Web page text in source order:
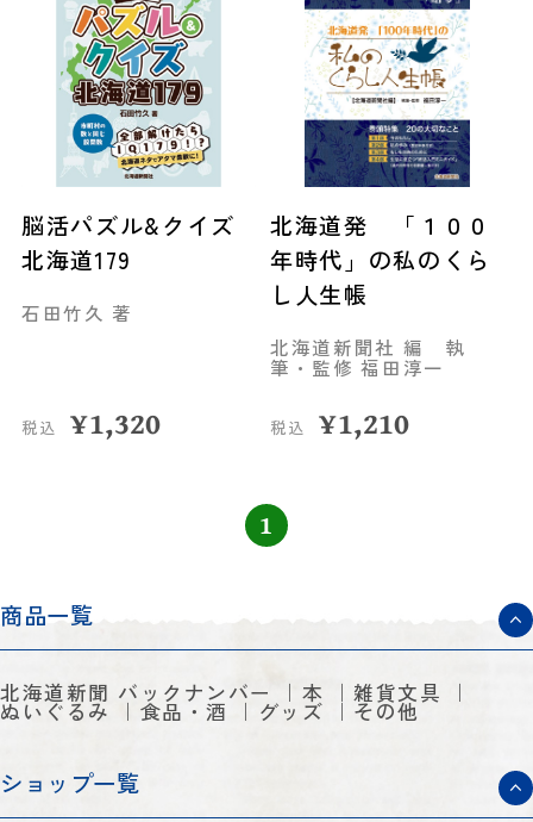
脳活パズル&クイズ
北海道179
石田竹久 著
税込 ¥1,320
北海道発 「１００
年時代」の私のくら
し人生帳
北海道新聞社 編 執
筆・監修 福田淳一
税込 ¥1,210
1
商品一覧
北海道新聞 バックナンバー 本 雑貨文具
ぬいぐるみ 食品・酒 グッズ その他
ショップ一覧